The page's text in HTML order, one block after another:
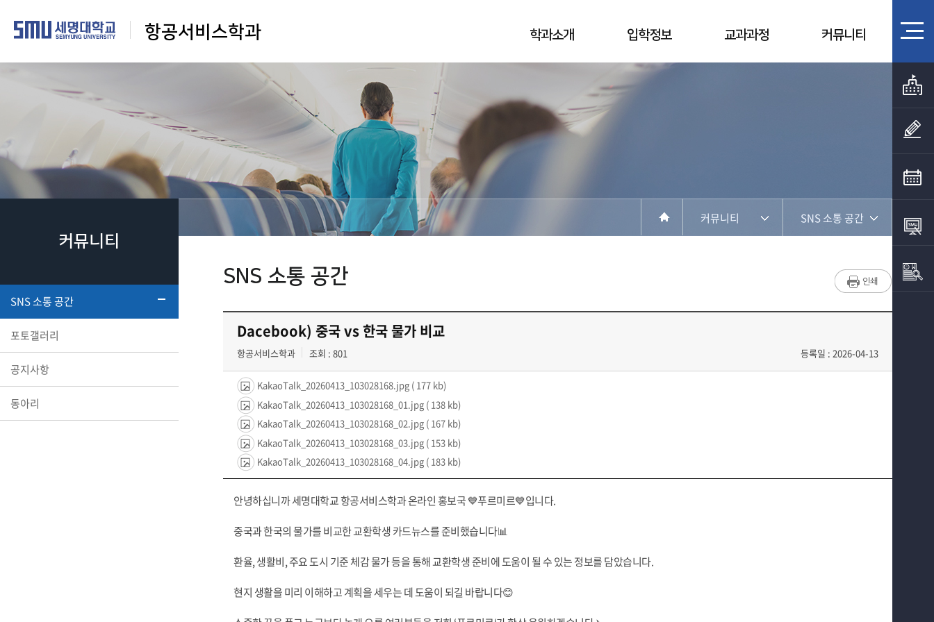
항공서비스학과 학과소개 입학정보 교과과정 커뮤니티
커뮤니티
SNS 소통 공간
포토갤러리
공지사항
동아리
커뮤니티
교과과정
SNS 소통 공간
포토갤러리
공지사항
동아리
SNS 소통 공간
Dacebook) 중국 vs 한국 물가 비교
항공서비스학과 조회 : 801 등록일 : 2026-04-13
KakaoTalk_20260413_103028168.jpg ( 177 kb)
KakaoTalk_20260413_103028168_01.jpg ( 138 kb)
KakaoTalk_20260413_103028168_02.jpg ( 167 kb)
KakaoTalk_20260413_103028168_03.jpg ( 153 kb)
KakaoTalk_20260413_103028168_04.jpg ( 183 kb)
안녕하십니까 세명대학교 항공서비스학과 온라인 홍보국 💙푸르미르💙입니다.
중국과 한국의 물가를 비교한 교환학생 카드뉴스를 준비했습니다📊
환율, 생활비, 주요 도시 기준 체감 물가 등을 통해 교환학생 준비에 도움이 될 수 있는 정보를 담았습니다.
현지 생활을 미리 이해하고 계획을 세우는 데 도움이 되길 바랍니다😊